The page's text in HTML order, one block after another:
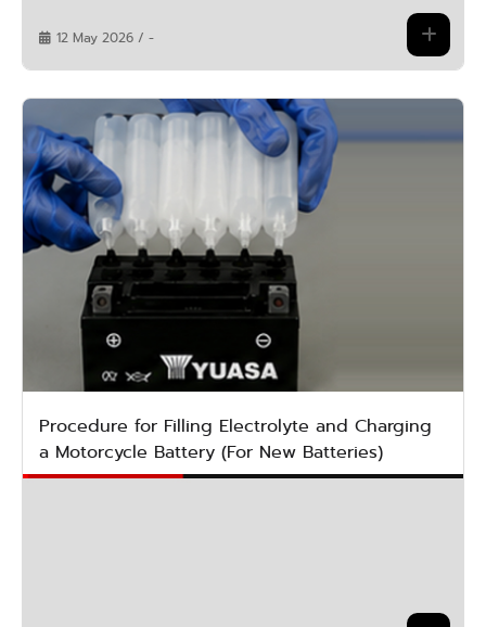
12 May 2026 / -
Procedure for Filling Electrolyte and Charging
a Motorcycle Battery (For New Batteries)